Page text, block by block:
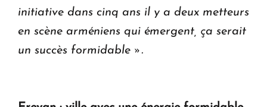
initiative dans cinq ans il y a deux metteurs
en scène arméniens qui émergent, ça serait
un succès formidable ».